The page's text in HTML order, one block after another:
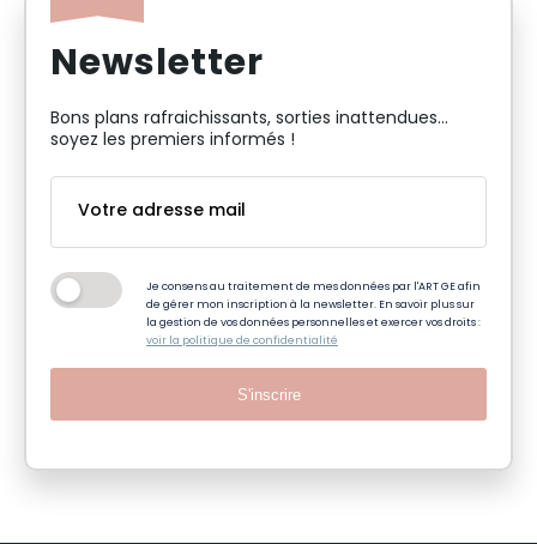
Newsletter
Bons plans rafraichissants, sorties inattendues…
soyez les premiers informés !
Je consens au traitement de mes données par l'ART GE afin
de gérer mon inscription à la newsletter. En savoir plus sur
la gestion de vos données personnelles et exercer vos droits :
voir la politique de confidentialité
S'inscrire